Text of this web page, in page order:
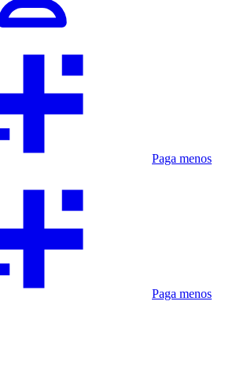
Paga menos
Paga menos